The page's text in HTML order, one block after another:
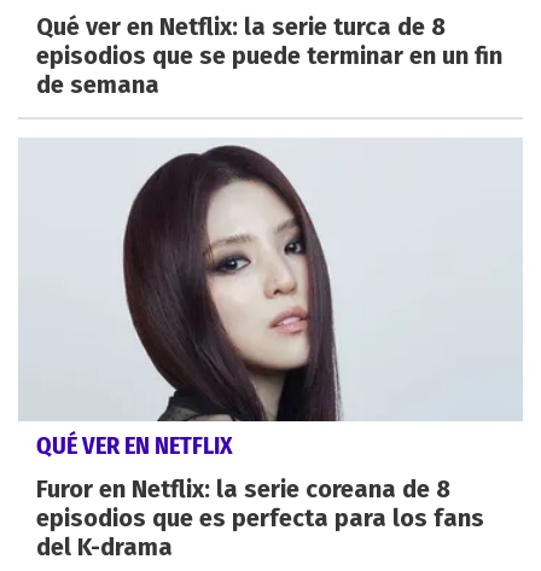
Qué ver en Netflix: la serie turca de 8
episodios que se puede terminar en un fin
de semana
QUÉ VER EN NETFLIX
Furor en Netflix: la serie coreana de 8
episodios que es perfecta para los fans
del K-drama